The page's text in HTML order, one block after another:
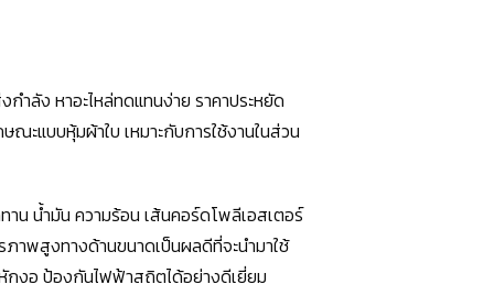
ำลัง หาอะไหล่ทดแทนง่าย ราคาประหยัด
ะแบบหุ้มผ้าใบ เหมาะกับการใช้งานในส่วน
น น้ำมัน ความร้อน เส้นคอร์ดโพลีเอสเตอร์
าพสูงทางด้านขนาดเป็นผลดีที่จะนำมาใช้
กงอ ป้องกันไฟฟ้าสถิตได้อย่างดีเยี่ยม